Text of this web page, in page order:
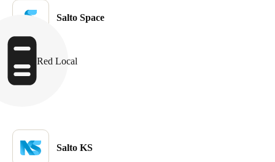
Salto Space
Red Local
Salto KS